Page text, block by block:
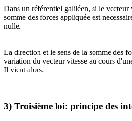
Dans un référentiel galiléen, si le vecteur
somme des forces appliquée est
nulle.
La direction et le sens de la somme des
variation du vecteur vitesse au cours
Il vient alors:
3) Troisième loi: principe des